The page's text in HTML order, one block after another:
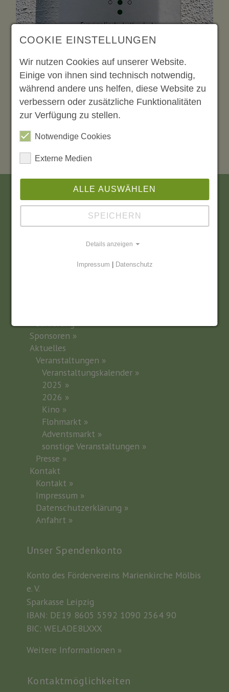
Förderverein Marienkirche Mölbis
e.V.
Inhaltsverzeichnis
Sanierung »
Sponsoren »
Aktuelles
Veranstaltungen »
Veranstaltungskalender »
2025 »
2026 »
Kino »
Flohmarkt »
Adventsmarkt »
sonstige Veranstaltungen »
Presse »
Kontakt
Kontakt »
Impressum »
Datenschutzerklärung »
Anfahrt »
Unser Spendenkonto
Konto des Fördervereins Marienkirche Mölbis
e. V.
Sparkasse Leipzig
IBAN: DE19 8605 5592 1090 2564 90
BIC: WELADE8LXXX
Weitere Informationen »
Kontaktmöglichkeiten
COOKIE EINSTELLUNGEN
Wir nutzen Cookies auf unserer Website.
Einige von ihnen sind technisch notwendig,
während andere uns helfen, diese Website zu
verbessern oder zusätzliche Funktionalitäten
zur Verfügung zu stellen.
Notwendige Cookies
Externe Medien
ALLE AUSWÄHLEN
SPEICHERN
Details anzeigen
Impressum Datenschutz